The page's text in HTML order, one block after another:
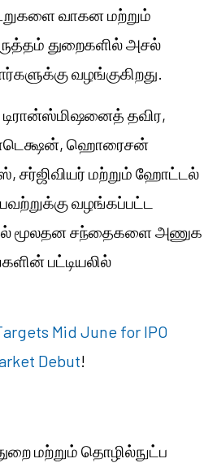
வாகன மற்றும்
துறைகளில் அசல்
வழங்குகிறது.
தவிர,
ஹொரைசன்
சர்ஜிவியர் மற்றும் ஹோட்டல்
வழங்கப்பட்ட
மூலதன சந்தைகளை அணுக
பட்டியலில்
Mid June for IPO
Debut!
மற்றும் தொழில்நுட்ப